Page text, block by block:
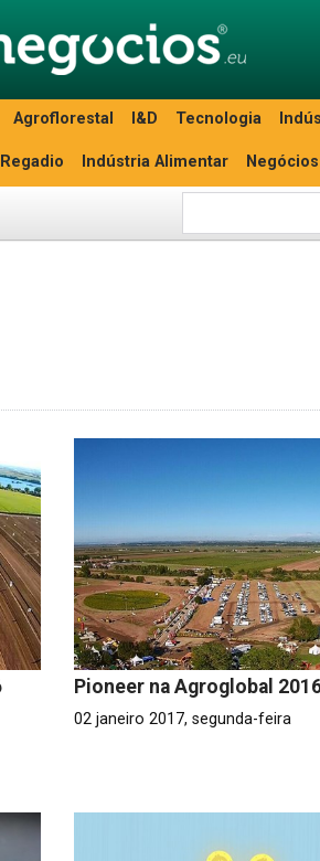
Agroflorestal I&D Tecnologia
Regadio Indústria Alimentar Negócios
Pioneer na Agroglobal
02 janeiro 2017, segunda-feira